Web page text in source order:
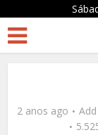
2 anos ago